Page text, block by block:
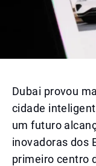
Dubai provou
cidade
um futuro
inovadoras dos
primeiro centro